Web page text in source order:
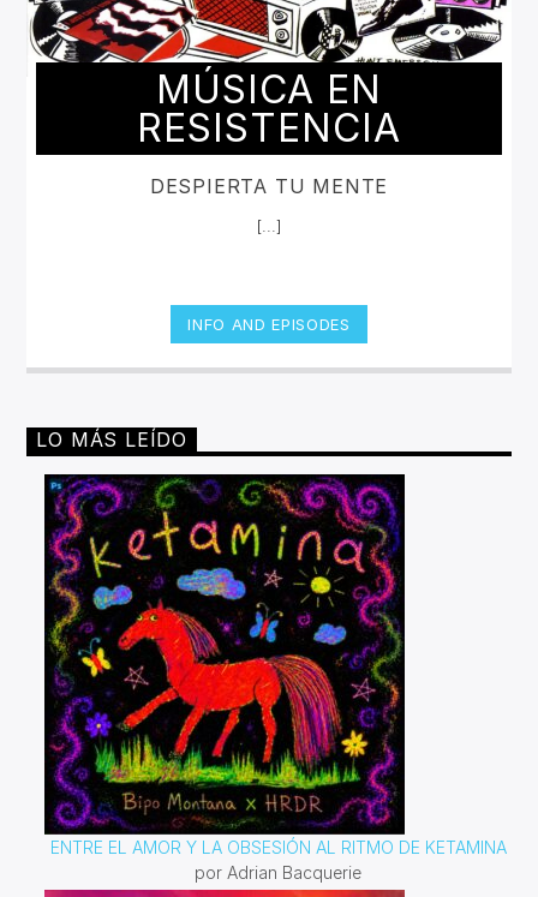
MÚSICA EN
RESISTENCIA
DESPIERTA TU MENTE
[...]
INFO AND EPISODES
LO MÁS LEÍDO
ENTRE EL AMOR Y LA OBSESIÓN AL RITMO DE KETAMINA
por Adrian Bacquerie